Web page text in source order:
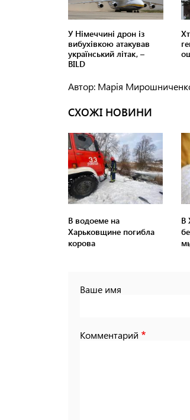
Автор: Марія
СХОЖІ НОВИНИ
В водоеме на
Харьковщине погибла
корова
В
Ваше имя
Комментарий